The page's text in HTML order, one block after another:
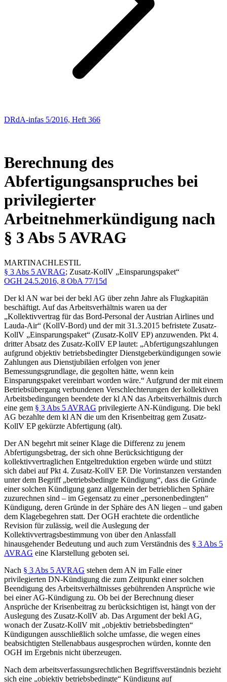
DRdA-infas 5/2016, Heft 366
Berechnung des
Abfertigungsanspruches bei
privilegierter
Arbeitnehmerkündigung nach
§ 3 Abs 5 AVRAG
MARTINACHLESTIL
§ 3 Abs 5 AVRAG; Zusatz-KollV „Einsparungspaket“
OGH 24.5.2016, 8 ObA 77/15d
Der kl AN war bei der bekl AG über zehn Jahre als Flugkapitän
beschäftigt. Auf das Arbeitsverhältnis waren ua der
„Kollektivvertrag für das Bord-Personal der Austrian Airlines und
Lauda-Air“ (KollV-Bord) und der mit 31.3.2015 befristete Zusatz-
KollV „Einsparungspaket“ (Zusatz-KollV EP) anzuwenden. Pkt 4.
dritter Absatz des Zusatz-KollV EP lautet: „Abfertigungszahlungen
aufgrund objektiv betriebsbedingter Dienstgeberkündigungen sowie
Zahlungen aus Dienstjubiläen erfolgen von jener
Bemessungsgrundlage, die gegolten hätte, wenn kein
Einsparungspaket vereinbart worden wäre.“ Aufgrund der mit einem
Betriebsübergang verbundenen Verschlechterungen der kollektiven
Arbeitsbedingungen beendete der kl AN das Arbeitsverhältnis durch
eine gem § 3 Abs 5 AVRAG privilegierte AN-Kündigung. Die bekl
AG bezahlte dem kl AN die um den Krisenbeitrag gem Zusatz-
KollV EP gekürzte Abfertigung (alt).
Der AN begehrt mit seiner Klage die Differenz zu jenem
Abfertigungsbetrag, der sich ohne Berücksichtigung der
kollektivvertraglichen Entgeltreduktion ergeben würde und stützt
sich dabei auf Pkt 4. Zusatz-KollV EP. Die Vorinstanzen verstanden
unter dem Begriff „betriebsbedingte Kündigung“, dass die Gründe
einer solchen Kündigung ganz allgemein der betrieblichen Sphäre
zuzurechnen sind – im Gegensatz zu einer „personenbedingten“
Kündigung, deren Gründe in der Sphäre des AN liegen – und gaben
dem Klagebegehren statt. Der OGH erachtete die ordentliche
Revision für zulässig, weil die Auslegung der
Kollektivvertragsbestimmung von über den Anlassfall
hinausgehender Bedeutung und auch zum Verständnis des § 3 Abs 5
AVRAG eine Klarstellung geboten sei.
Nach § 3 Abs 5 AVRAG stehen dem AN im Falle einer
privilegierten DN-Kündigung die zum Zeitpunkt einer solchen
Beendigung des Arbeitsverhältnisses gebührenden Ansprüche wie
bei einer AG-Kündigung zu. Ob bei der Berechnung dieser
Ansprüche der Krisenbeitrag zu berücksichtigen ist, hängt von der
Auslegung des Zusatz-KollV ab. Das Argument der bekl AG,
wonach der Zusatz-KollV mit „objektiv betriebsbedingten“
Kündigungen ausschließlich solche umfasse, die wegen eines
beabsichtigten Stellenabbaus ausgesprochen würden, konnte den
OGH im Ergebnis nicht überzeugen.
Nach dem arbeitsverfassungsrechtlichen Begriffsverständnis bezieht
sich eine „objektiv betriebsbedingte“ Kündigung auf